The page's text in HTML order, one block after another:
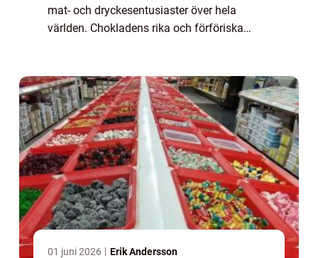
mat- och dryckesentusiaster över hela
världen. Chokladens rika och förföriska
utforska en ö...
01 juni 2026 Erik Andersson